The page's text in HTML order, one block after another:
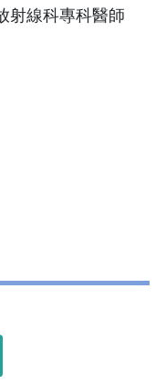
射線科專科醫師